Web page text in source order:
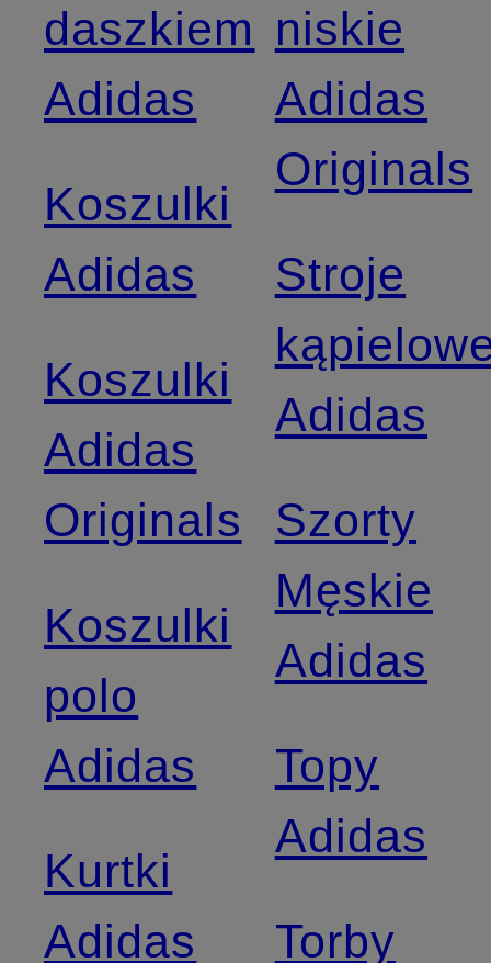
daszkiem
Adidas
Koszulki
Adidas
Koszulki
Adidas
Originals
Koszulki
polo
Adidas
Kurtki
Adidas
niskie
Adidas
Originals
Stroje
Adidas
Szorty
Męskie
Adidas
Topy
Adidas
Torby